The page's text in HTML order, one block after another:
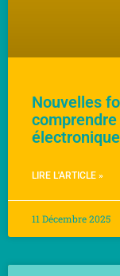
Nouvelles
LIRE L'ARTICLE »
11 Décembre 2025